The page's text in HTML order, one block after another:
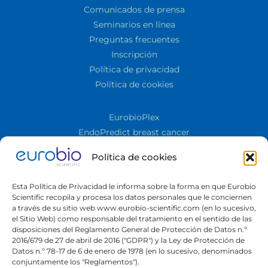
Política de cookies
Esta Política de Privacidad le informa sobre la forma en que Eurobio
Scientific recopila y procesa los datos personales que le conciernen
a través de su sitio web www.eurobio-scientific.com (en lo sucesivo,
el Sitio Web) como responsable del tratamiento en el sentido de las
disposiciones del Reglamento General de Protección de Datos n.º
2016/679 de 27 de abril de 2016 ("GDPR") y la Ley de Protección de
Datos n.º 78-17 de 6 de enero de 1978 (en lo sucesivo, denominados
conjuntamente los "Reglamentos").
Comunicados de prensa
Seminarios en línea
Preguntas frecuentes
Inscripción
Política de privacidad
Política de cookies
EurobioPlex
EndoPredict breast cancer
Cornea
TECO® FungiLine
TQS
Control de calidad
ELISA
Inmunología